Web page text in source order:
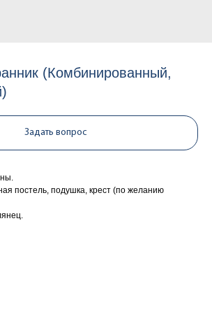
(Комбинированный,
Задать вопрос
постель, подушка, крест (по желанию